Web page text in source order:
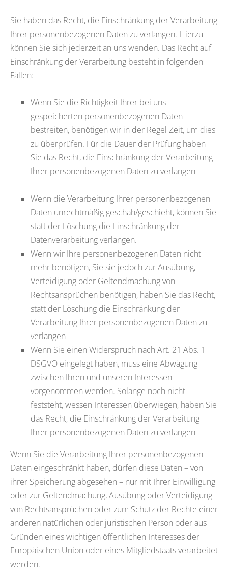
Sie haben das Recht, die Einschränkung der Verarbeitung
Ihrer personenbezogenen Daten zu verlangen. Hierzu
können Sie sich jederzeit an uns wenden. Das Recht auf
Einschränkung der Verarbeitung besteht in folgenden
Fällen:
Wenn Sie die Richtigkeit Ihrer bei uns
gespeicherten personenbezogenen Daten
bestreiten, benötigen wir in der Regel Zeit, um dies
zu überprüfen. Für die Dauer der Prüfung haben
Sie das Recht, die Einschränkung der Verarbeitung
Ihrer personenbezogenen Daten zu verlangen
Wenn die Verarbeitung Ihrer personenbezogenen
Daten unrechtmäßig geschah/geschieht, können Sie
statt der Löschung die Einschränkung der
Datenverarbeitung verlangen.
Wenn wir Ihre personenbezogenen Daten nicht
mehr benötigen, Sie sie jedoch zur Ausübung,
Verteidigung oder Geltendmachung von
Rechtsansprüchen benötigen, haben Sie das Recht,
statt der Löschung die Einschränkung der
Verarbeitung Ihrer personenbezogenen Daten zu
verlangen
Wenn Sie einen Widerspruch nach Art. 21 Abs. 1
DSGVO eingelegt haben, muss eine Abwägung
zwischen Ihren und unseren Interessen
vorgenommen werden. Solange noch nicht
feststeht, wessen Interessen überwiegen, haben Sie
das Recht, die Einschränkung der Verarbeitung
Ihrer personenbezogenen Daten zu verlangen
Wenn Sie die Verarbeitung Ihrer personenbezogenen
Daten eingeschränkt haben, dürfen diese Daten – von
ihrer Speicherung abgesehen – nur mit Ihrer Einwilligung
oder zur Geltendmachung, Ausübung oder Verteidigung
von Rechtsansprüchen oder zum Schutz der Rechte einer
anderen natürlichen oder juristischen Person oder aus
Gründen eines wichtigen öffentlichen Interesses der
Europäischen Union oder eines Mitgliedstaats verarbeitet
werden.